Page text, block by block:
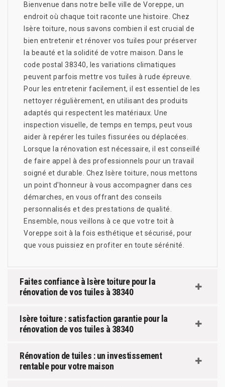
Bienvenue dans notre belle ville de Voreppe, un
endroit où chaque toit raconte une histoire. Chez
Isère toiture, nous savons combien il est crucial de
bien entretenir et rénover vos tuiles pour préserver
la beauté et la solidité de votre maison. Dans le
code postal 38340, les variations climatiques
peuvent parfois mettre vos tuiles à rude épreuve.
Pour les entretenir facilement, il est essentiel de les
nettoyer régulièrement, en utilisant des produits
adaptés qui respectent les matériaux. Une
inspection visuelle, de temps en temps, peut vous
aider à repérer les tuiles fissurées ou déplacées.
Lorsque la rénovation est nécessaire, il est conseillé
de faire appel à des professionnels pour un travail
soigné et durable. Chez Isère toiture, nous mettons
un point d'honneur à vous accompagner dans ces
démarches, en vous offrant des conseils
personnalisés et des prestations de qualité.
Ensemble, nous veillons à ce que votre toit à
Voreppe soit à la fois esthétique et sécurisé, pour
que vous puissiez en profiter en toute sérénité.
Faites confiance à Isère toiture pour la
rénovation de vos tuiles à 38340
Isère toiture : satisfaction garantie pour la
rénovation de vos tuiles à 38340
Rénovation de tuiles : un investissement
rentable pour votre maison